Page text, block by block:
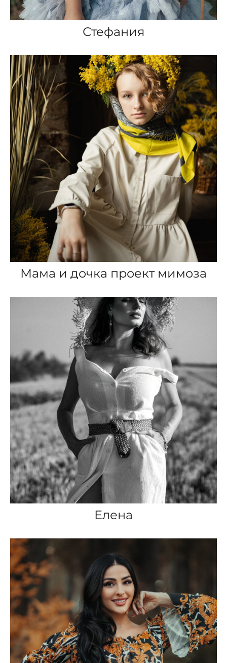
Стефания
Мама и дочка проект мимоза
Елена